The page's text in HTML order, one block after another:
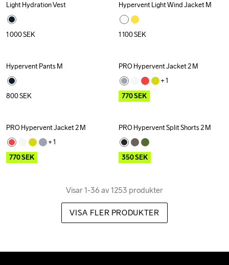
Light Hydration Vest
1 000SEK
Hypervent Light Wind Jacket M
1 100SEK
Hypervent Pants M
800SEK
Outlet
PRO Hypervent Jacket 2 M
+ 1
770SEK
Outlet
PRO Hypervent Jacket 2 M
+ 1
770SEK
Outlet
PRO Hypervent Split Shorts 2 M
350SEK
Visar 1-36 av 1253 produkter
VISA FLER PRODUKTER